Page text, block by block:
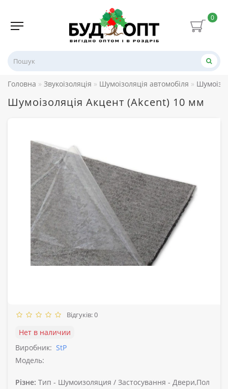
0
Головна Звукоізоляція Шумоізоляція автомобіля
Шумоізоляція Акцент (Akcent) 10 мм
Відгуків: 0
Нет в наличии
Виробник: StP
Модель:
Різне: Тип - Шумоизоляция / Застосування - Двери,Пол